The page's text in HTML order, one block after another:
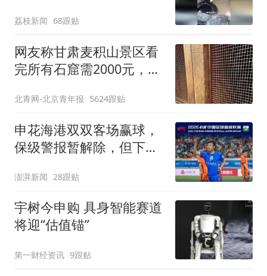
洗衣机自爆
荔枝新闻 68跟贴
网友称甘肃麦积山景区看
完所有石窟需2000元，景
护，游客可按需买
北青网-北京青年报 5624跟贴
申花海港双双客场赢球，
保级警报暂解除，但下一
澎湃新闻 28跟贴
宇树今申购 具身智能赛道
将迎“估值锚”
第一财经资讯 9跟贴